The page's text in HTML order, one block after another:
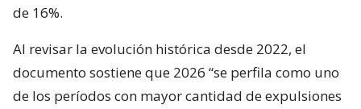
de 16%.
Al revisar la evolución histórica desde 2022, el
documento sostiene que 2026 “se perfila como uno
de los períodos con mayor cantidad de expulsiones